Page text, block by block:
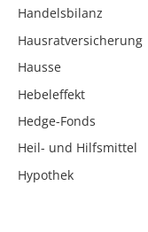
Handelsbilanz
Hausratversicherung
Hausse
Hebeleffekt
Hedge-Fonds
Heil- und Hilfsmittel
Hypothek